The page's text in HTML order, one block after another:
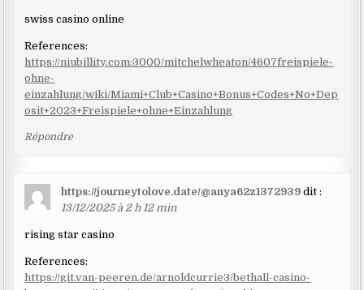
swiss casino online
References:
https://niubillity.com:3000/mitchelwheaton/4607freispiele-
ohne-
einzahlung/wiki/Miami+Club+Casino+Bonus+Codes+No+Dep
osit+2023+Freispiele+ohne+Einzahlung
Répondre
https://journeytolove.date/@anya62z1372939 dit :
13/12/2025 à 2 h 12 min
rising star casino
References:
https://git.van-peeren.de/arnoldcurrie3/bethall-casino-